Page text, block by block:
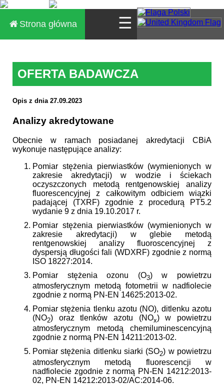
Strona główna ☰
OFERTA BADAWCZA
Opis z dnia 27.09.2023
Analizy akredytowane
Obecnie w ramach posiadanej akredytacji CBiA
wykonuje następujące analizy:
Pomiar stężenia pierwiastków (wymienionych w
zakresie akredytacji) w wodzie i ściekach
oczyszczonych metodą rentgenowskiej analizy
fluorescencyjnej z całkowitym odbiciem wiązki
padającej (TXRF) zgodnie z procedurą PT5.2
wydanie 9 z dnia 19.10.2017 r.
Pomiar stężenia pierwiastków (wymienionych w
zakresie akredytacji) w glebie metodą
rentgenowskiej analizy fluoroscencyjnej z
dyspersją długości fali (WDXRF) zgodnie z normą
ISO 18227:2014.
Pomiar stężenia ozonu (O3) w powietrzu
atmosferycznym metodą fotometrii w nadfiolecie
zgodnie z normą PN-EN 14625:2013-02.
Pomiar stężenia tlenku azotu (NO), ditlenku azotu
(NO2) oraz tlenków azotu (NOx) w powietrzu
atmosferycznym metodą chemiluminescencyjną
zgodnie z normą PN-EN 14211:2013-02.
Pomiar stężenia ditlenku siarki (SO2) w powietrzu
atmosferycznym metodą fluorescencji w
nadfiolecie zgodnie z normą PN-EN 14212:2013-
02, PN-EN 14212:2013-02/AC:2014-06.